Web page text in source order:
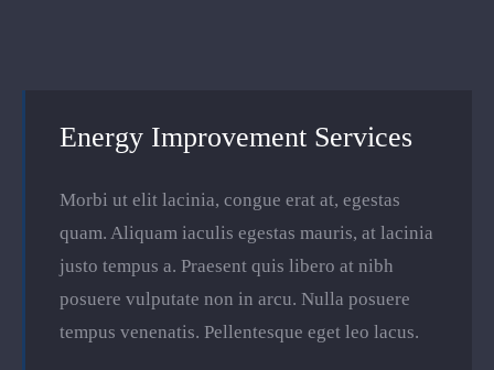
Energy Improvement Services
Morbi ut elit lacinia, congue erat at, egestas
quam. Aliquam iaculis egestas mauris, at lacinia
justo tempus a. Praesent quis libero at nibh
posuere vulputate non in arcu. Nulla posuere
tempus venenatis. Pellentesque eget leo lacus.